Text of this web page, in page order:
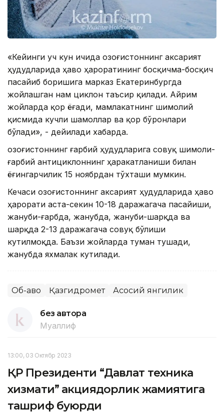
«Кейинги уч кун ичида Қозоғистоннинг аксарият
ҳудудларида ҳаво ҳароратининг босқичма-босқич
пасайиб боришига марказ Екатеринбургда
жойлашган нам циклон таъсир қилади. Айрим
жойларда қор ёғади, мамлакатнинг шимолий
қисмида кучли шамоллар ва қор бўронлари
бўлади», - дейилади хабарда.
Қозоғистоннинг ғарбий ҳудудларига совуқ шимоли-
ғарбий антициклоннинг ҳаракатланиши билан
ёғингарчилик 15 ноябрдан тўхташи мумкин.
Кечаси Қозоғистоннинг аксарият ҳудудларида ҳаво
ҳарорати аста-секин 10-18 даражагача пасайиши,
жануби-ғарбда, жанубда, жануби-шарқда ва
шарқда 2-13 даражагача совуқ бўлиши
кутилмоқда. Баъзи жойларда туман тушади,
жанубда яхмалак кутилади.
Об-ҳаво Қазгидромет Асосий янгилик
без автора
Муаллиф
13:00, 03 Октябр 2023
ҚР Президенти “Давлат техника
хизмати” акциядорлик жамиятига
ташриф буюрди